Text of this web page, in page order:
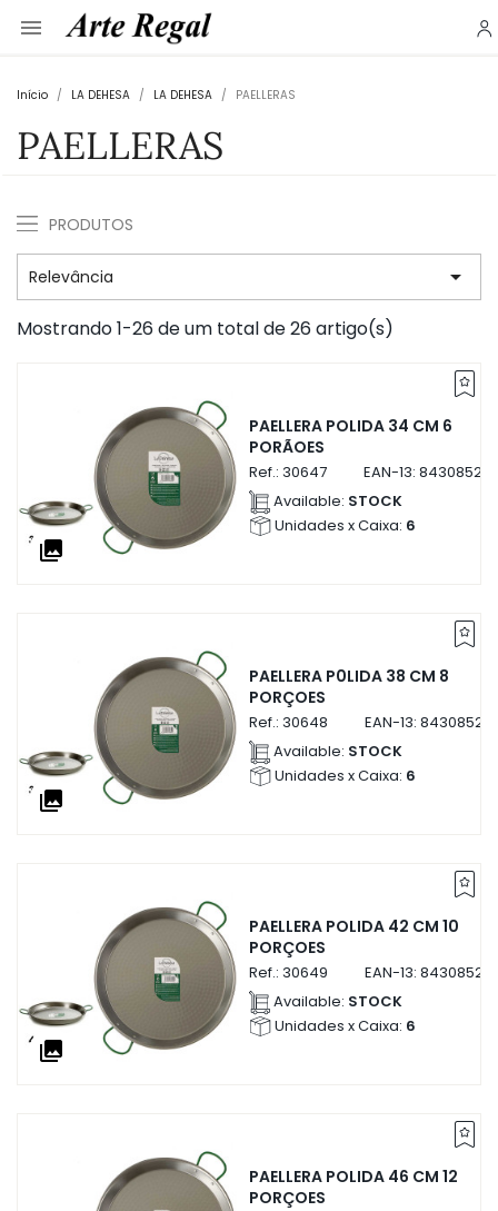

Início LA DEHESA LA DEHESA PAELLERAS
PAELLERAS
PRODUTOS
Relevância 
Mostrando 1-26 de um total de 26 artigo(s)
collections
PAELLERA POLIDA 34 CM 6
PORÃOES
Ref.: 30647 EAN-13:
Available: STOCK
Unidades x Caixa: 6
collections
PAELLERA P0LIDA 38 CM 8
PORÇOES
Ref.: 30648 EAN-13:
Available: STOCK
Unidades x Caixa: 6
collections
PAELLERA POLIDA 42 CM 10
PORÇOES
Ref.: 30649 EAN-13:
Available: STOCK
Unidades x Caixa: 6
PAELLERA POLIDA 46 CM 12
PORÇOES